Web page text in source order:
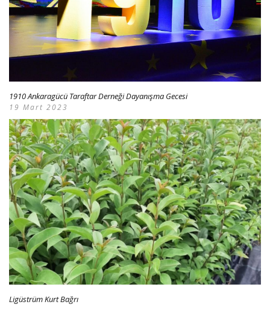
1910 Ankaragücü Taraftar Derneği Dayanışma Gecesi
19 Mart 2023
Ligüstrüm Kurt Bağrı